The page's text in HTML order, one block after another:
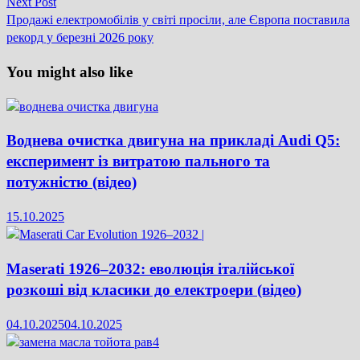
post:
Продажі електромобілів у світі просіли, але Європа поставила
рекорд у березні 2026 року
You might also like
Воднева очистка двигуна на прикладі Audi Q5:
експеримент із витратою пального та
потужністю (відео)
15.10.2025
Maserati 1926–2032: еволюція італійської
розкоші від класики до електроери (відео)
04.10.202504.10.2025